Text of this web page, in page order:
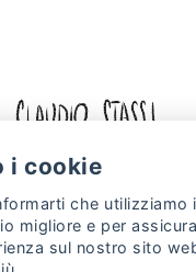
politica sulla
Marketing by
i cookie
che utilizziamo i
migliore e per
sul nostro sito